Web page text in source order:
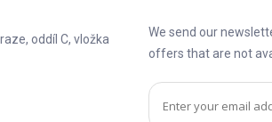
oddíl C, vložka
We send our
offers that are not